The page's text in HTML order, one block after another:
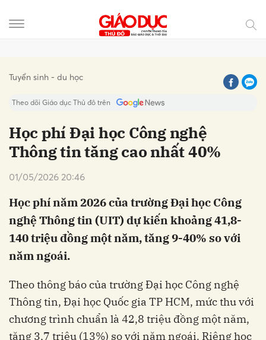
Tuyển sinh - du học
Theo dõi Giáo dục Thủ đô trên
Học phí Đại học Công nghệ
Thông tin tăng cao nhất 40%
01/05/2026 20:46
Học phí năm 2026 của trường Đại học Công
nghệ Thông tin (UIT) dự kiến khoảng 41,8-
140 triệu đồng một năm, tăng 9-40% so với
năm ngoái.
Theo thông báo của trường Đại học Công nghệ
Thông tin, Đại học Quốc gia TP HCM, mức thu với
chương trình chuẩn là 42,8 triệu đồng một năm,
tăng 3,7 triệu (13%) so với năm ngoái. Riêng học
Hủy Gửi